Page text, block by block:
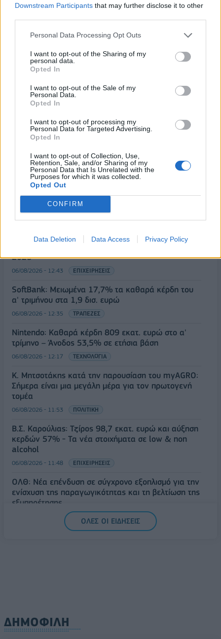
Downstream Participants that may further disclose it to other
Personal Data Processing Opt Outs
I want to opt-out of the Sharing of my
personal data.
Opted In
I want to opt-out of the Sale of my
Personal Data.
Opted In
I want to opt-out of processing my
Personal Data for Targeted Advertising.
Opted In
I want to opt-out of Collection, Use,
Retention, Sale, and/or Sharing of my
Personal Data that Is Unrelated with the
Purposes for which it was collected.
Opted Out
CONFIRM
Data Deletion Data Access Privacy Policy
ΡΟΗ ΕΙΔΗΣΕΩΝ
Χρηματιστήριο: Στις 2.628,25 μονάδες ο Γενικός
Δείκτης Τιμών, με άνοδο 0,17%
06/08/2026 - 13:17 ΟΙΚΟΝΟΜΙΑ
Άνοιξε η πλατφόρμα για ενισχύσεις de minimis
ύψους 24,6 εκατ. ευρώ σε παραγωγούς
06/08/2026 - 13:08 ΟΙΚΟΝΟΜΙΑ
ενημέρωσης- Ξεκίνησε το πενταετές πρόγραμμα
ενίσχυσης του Τύπου
06/08/2026 - 13:05
LIDL HELLAS: Διεθνώς αναγνωρισμένα κρασιά στην
κορυφαία σχέση ποιότητας-τιμής
2026
06/08/2026 - 12:43 ΕΠΙΧΕΙΡΗΣΕΙΣ
SoftBank: Μειωμένα 17,7% τα καθαρά κέρδη του
α' τριμήνου στα 1,9 δισ. ευρώ
06/08/2026 - 12:35 ΤΡΑΠΕΖΕΣ
Nintendo: Καθαρά κέρδη 809 εκατ. ευρώ στο α'
τρίμηνο – Άνοδος 53,5% σε ετήσια βάση
06/08/2026 - 12:17 ΤΕΧΝΟΛΟΓΙΑ
Κ. Μητσοτάκης κατά την παρουσίαση του myAGRO:
Σήμερα είναι μια μεγάλη μέρα για τον πρωτογενή
τομέα
06/08/2026 - 11:53 ΠΟΛΙΤΙΚΗ
Β.Σ. Καρούλιας: Τζίρος 98,7 εκατ. ευρώ και αύξηση
κερδών 57% - Τα νέα στοιχήματα σε low & non
alcohol
06/08/2026 - 11:48 ΕΠΙΧΕΙΡΗΣΕΙΣ
ΟΛΘ: Νέα επένδυση σε σύγχρονο εξοπλισμό για την
ενίσχυση της παραγωγικότητας και τη βελτίωση της
εξυπηρέτησης
ΟΛΕΣ ΟΙ ΕΙΔΗΣΕΙΣ
ΔΗΜΟΦΙΛΗ